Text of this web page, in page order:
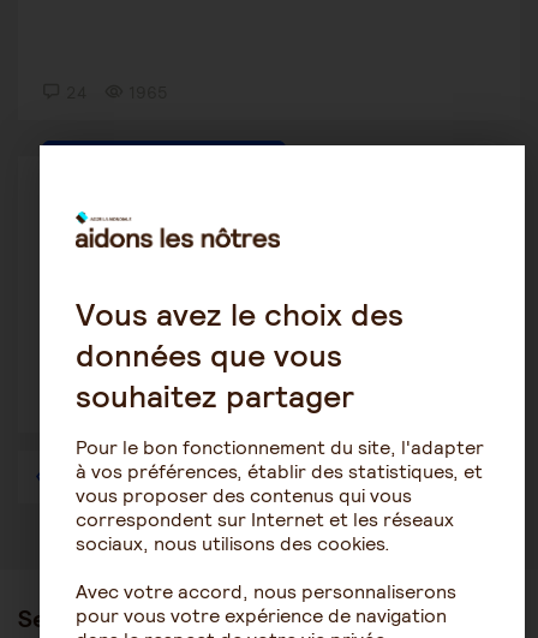
v1a
23 novembre 2021 15:42
10 3271
1 … 35 36 37 38 39 40 41 … 57
Ses articles
Vous avez le choix des
données que vous
souhaitez partager
Pour le bon fonctionnement du site, l'adapter
à vos préférences, établir des statistiques, et
vous proposer des contenus qui vous
correspondent sur Internet et les réseaux
sociaux, nous utilisons des cookies.
Avec votre accord, nous personnaliserons
pour vous votre expérience de navigation